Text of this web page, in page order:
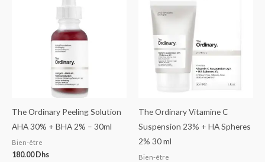
The Ordinary Peeling Solution
AHA 30% + BHA 2% – 30ml
Bien-être
180.00 Dhs
The Ordinary Vitamine C
Suspension 23% + HA Spheres
2% 30 ml
Bien-être